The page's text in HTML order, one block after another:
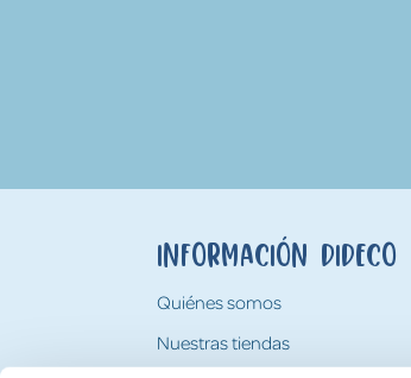
Información Dideco
Quiénes somos
Nuestras tiendas